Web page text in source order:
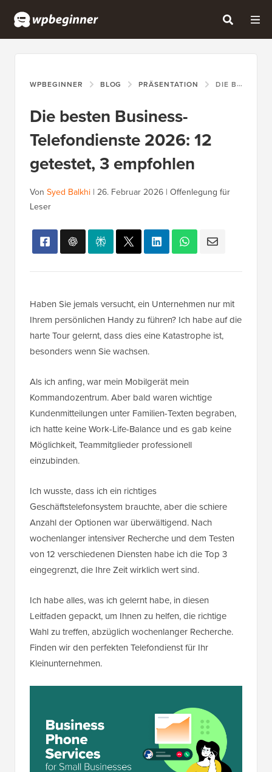
WPBEGINNER BLOG PRÄSENTATION DIE BESTEN BUSINESS-TELEFONDIENSTE 2026: 12 GETESTET, 3 EMPFOHLEN
Die besten Business-
Telefondienste 2026: 12
getestet, 3 empfohlen
Von Syed Balkhi | 26. Februar 2026 | Offenlegung für
Leser
Haben Sie jemals versucht, ein Unternehmen nur mit
Ihrem persönlichen Handy zu führen? Ich habe auf die
harte Tour gelernt, dass dies eine Katastrophe ist,
besonders wenn Sie wachsen.
Als ich anfing, war mein Mobilgerät mein
Kommandozentrum. Aber bald waren wichtige
Kundenmitteilungen unter Familien-Texten begraben,
ich hatte keine Work-Life-Balance und es gab keine
Möglichkeit, Teammitglieder professionell
einzubinden.
Ich wusste, dass ich ein richtiges
Geschäftstelefonsystem brauchte, aber die schiere
Anzahl der Optionen war überwältigend. Nach
wochenlanger intensiver Recherche und dem Testen
von 12 verschiedenen Diensten habe ich die Top 3
eingegrenzt, die Ihre Zeit wirklich wert sind.
Ich habe alles, was ich gelernt habe, in diesen
Leitfaden gepackt, um Ihnen zu helfen, die richtige
Wahl zu treffen, abzüglich wochenlanger Recherche.
Finden wir den perfekten Telefondienst für Ihr
Kleinunternehmen.